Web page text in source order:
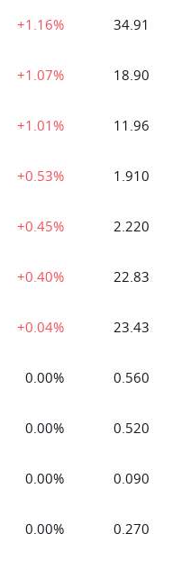
+1.16% 34.91
+1.07% 18.90
+1.01% 11.96
+0.53% 1.910
+0.45% 2.220
+0.40% 22.83
+0.04% 23.43
0.00% 0.560
0.00% 0.520
0.00% 0.090
0.00% 0.270